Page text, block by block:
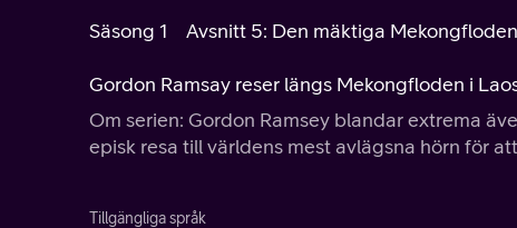
Säsong 1 Avsnitt 5: Den mäktiga
Gordon Ramsay reser längs Mekongfloden i
Om serien: Gordon Ramsey blandar extrema
episk resa till världens mest avlägsna hörn för
Tillgängliga språk